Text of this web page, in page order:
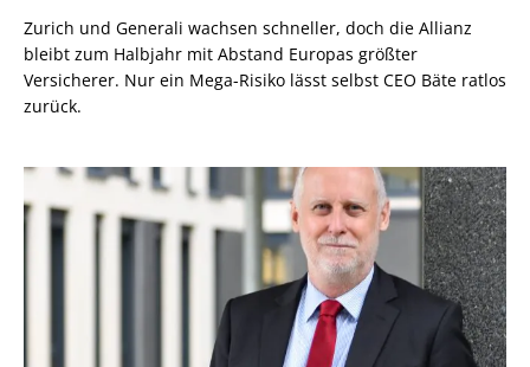
Zurich und Generali wachsen schneller, doch die Allianz
bleibt zum Halbjahr mit Abstand Europas größter
Versicherer. Nur ein Mega-Risiko lässt selbst CEO Bäte ratlos
zurück.